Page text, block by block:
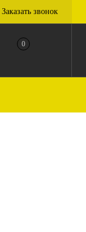
Заказать звонок
0